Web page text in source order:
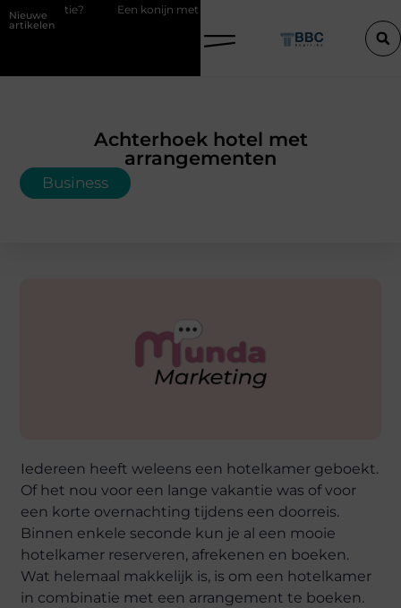
Nieuwe
artikelen
Een konijn met pit en waarom RaBBiT verrast
Achterhoek hotel met
arrangementen
Business
Iedereen heeft weleens een hotelkamer geboekt.
Of het nou voor een lange vakantie was of voor
een korte overnachting tijdens een doorreis.
Binnen enkele seconde kun je al een mooie
hotelkamer reserveren, afrekenen en boeken.
Wat helemaal makkelijk is, is om een hotelkamer
in combinatie met een arrangement te boeken.